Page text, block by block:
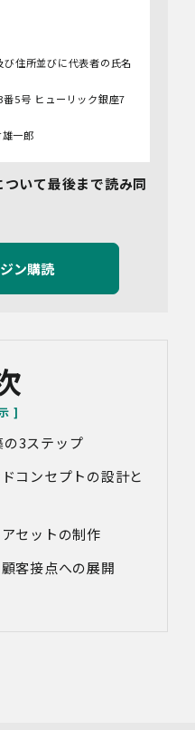
住所並びに代表者の氏名
5号 ヒューリック銀座7
一郎
報保護法第2条第1項によ
、以下同様とします。）
個人情報の提供は任意で
の正確な把握、今後の
録画させていただく場合
びお問い合わせ内容等の
て、当社サービス「環境
」の改善・開発を行うた
いて最後まで読み同
の3ステップ
コンセプトの設計と
セットの制作
客接点への展開